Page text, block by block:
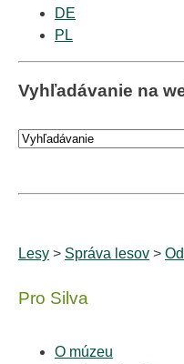
DE
PL
Vyhľadávanie na
Lesy > Správa lesov >
Pro Silva
O múzeu